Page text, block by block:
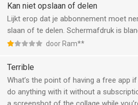
Kan niet opslaan of delen
Lijkt erop dat je abbonnement moet
slaan of te delen. Schermafdruk is
door Ram**
Terrible
What’s the point of having a free app
do anything with it without a